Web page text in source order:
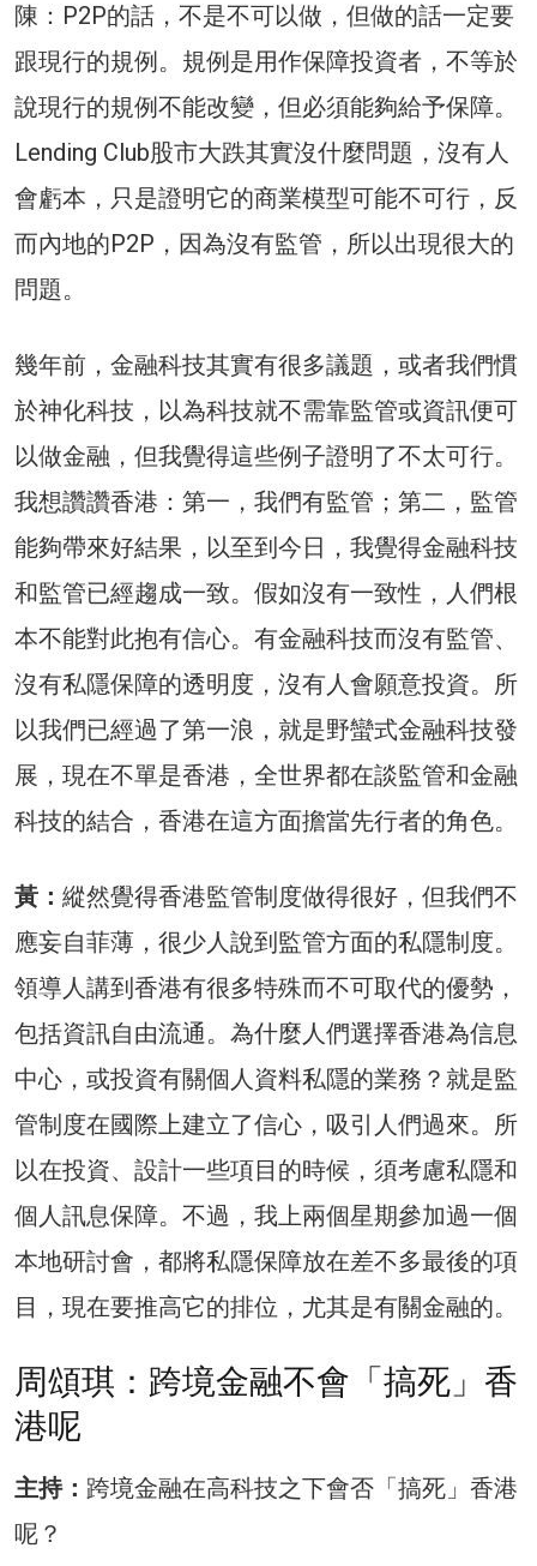
陳：P2P的話，不是不可以做，但做的話一定要
跟現行的規例。規例是用作保障投資者，不等於
說現行的規例不能改變，但必須能夠給予保障。
Lending Club股市大跌其實沒什麼問題，沒有人
會虧本，只是證明它的商業模型可能不可行，反
而內地的P2P，因為沒有監管，所以出現很大的
問題。
幾年前，金融科技其實有很多議題，或者我們慣
於神化科技，以為科技就不需靠監管或資訊便可
以做金融，但我覺得這些例子證明了不太可行。
我想讚讚香港：第一，我們有監管；第二，監管
能夠帶來好結果，以至到今日，我覺得金融科技
和監管已經趨成一致。假如沒有一致性，人們根
本不能對此抱有信心。有金融科技而沒有監管、
沒有私隱保障的透明度，沒有人會願意投資。所
以我們已經過了第一浪，就是野蠻式金融科技發
展，現在不單是香港，全世界都在談監管和金融
科技的結合，香港在這方面擔當先行者的角色。
黃： 縱然覺得香港監管制度做得很好，但我們不
應妄自菲薄，很少人說到監管方面的私隱制度。
領導人講到香港有很多特殊而不可取代的優勢，
包括資訊自由流通。為什麼人們選擇香港為信息
中心，或投資有關個人資料私隱的業務？就是監
管制度在國際上建立了信心，吸引人們過來。所
以在投資、設計一些項目的時候，須考慮私隱和
個人訊息保障。不過，我上兩個星期參加過一個
本地研討會，都將私隱保障放在差不多最後的項
目，現在要推高它的排位，尤其是有關金融的。
周頌琪：跨境金融不會「搞死」香
港呢
主持： 跨境金融在高科技之下會否「搞死」香港
呢？